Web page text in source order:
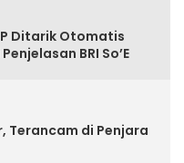
Ditarik Otomatis
BRI So’E
Terancam di Penjara